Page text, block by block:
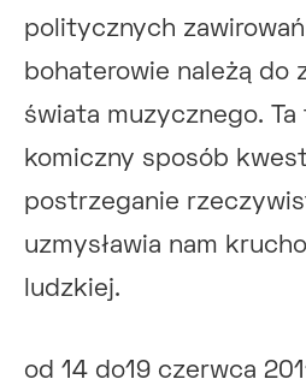
politycznych
bohaterowie należą do
świata muzycznego.
komiczny sposób
postrzeganie
uzmysławia nam
ludzkiej.
od 14 do19 czerwca